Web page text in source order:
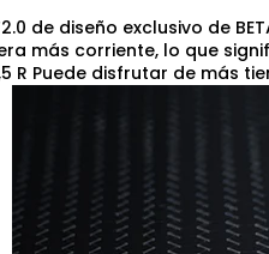
de diseño exclusivo de
más corriente, lo que
R Puede disfrutar de más